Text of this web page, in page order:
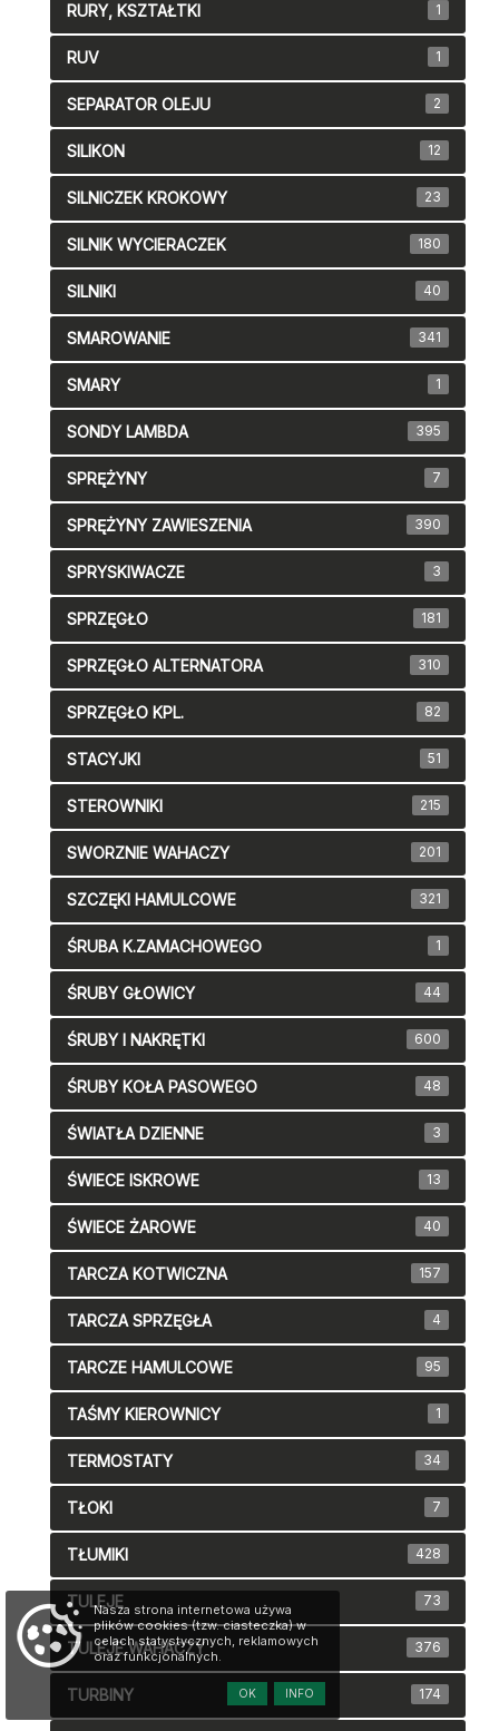
RURY, KSZTAŁTKI 1
RUV 1
SEPARATOR OLEJU 2
SILIKON 12
SILNICZEK KROKOWY 23
SILNIK WYCIERACZEK 180
SILNIKI 40
SMAROWANIE 341
SMARY 1
SONDY LAMBDA 395
SPRĘŻYNY 7
SPRĘŻYNY ZAWIESZENIA 390
SPRYSKIWACZE 3
SPRZĘGŁO 181
SPRZĘGŁO ALTERNATORA 310
SPRZĘGŁO KPL. 82
STACYJKI 51
STEROWNIKI 215
SWORZNIE WAHACZY 201
SZCZĘKI HAMULCOWE 321
ŚRUBA K.ZAMACHOWEGO 1
ŚRUBY GŁOWICY 44
ŚRUBY I NAKRĘTKI 600
ŚRUBY KOŁA PASOWEGO 48
ŚWIATŁA DZIENNE 3
ŚWIECE ISKROWE 13
ŚWIECE ŻAROWE 40
TARCZA KOTWICZNA 157
TARCZA SPRZĘGŁA 4
TARCZE HAMULCOWE 95
TAŚMY KIEROWNICY 1
TERMOSTATY 34
TŁOKI 7
TŁUMIKI 428
TULEJE 73
TULEJE WAHACZY 376
TURBINY 174
Nasza strona internetowa używa
plików cookies (tzw. ciasteczka) w
celach statystycznych, reklamowych
oraz funkcjonalnych.
INFO
OK